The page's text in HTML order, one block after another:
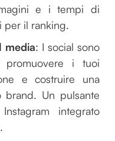
e i tempi di
per il ranking.
media: I social sono
i tuoi
e costruire una
brand. Un pulsante
integrato